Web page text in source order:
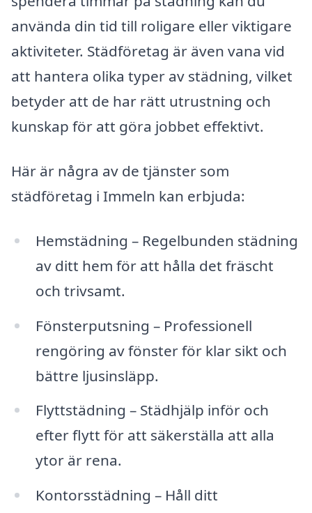
använda din tid till roligare eller viktigare
aktiviteter. Städföretag är även vana vid
att hantera olika typer av städning, vilket
betyder att de har rätt utrustning och
kunskap för att göra jobbet effektivt.
Här är några av de tjänster som
städföretag i Immeln kan erbjuda:
Hemstädning – Regelbunden städning
av ditt hem för att hålla det fräscht
och trivsamt.
Fönsterputsning – Professionell
rengöring av fönster för klar sikt och
bättre ljusinsläpp.
Flyttstädning – Städhjälp inför och
efter flytt för att säkerställa att alla
ytor är rena.
Kontorsstädning – Håll ditt